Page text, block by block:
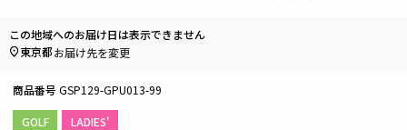
GOLF LADIES'
商品番号 GSP129-GPU013-99
この地域へのお届け日は表示できません
東京都お届け先を変更